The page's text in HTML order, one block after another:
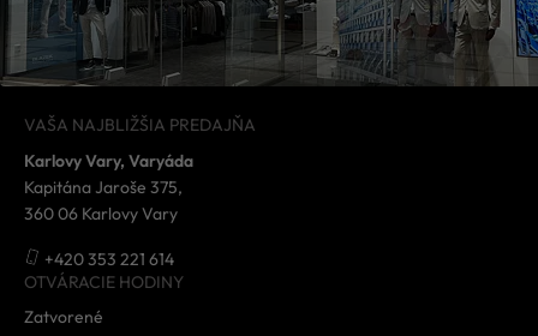
VAŠA NAJBLIŽŠIA PREDAJŇA
Karlovy Vary, Varyáda
Kapitána Jaroše 375,
360 06 Karlovy Vary
+420 353 221 614
OTVÁRACIE HODINY
Zatvorené